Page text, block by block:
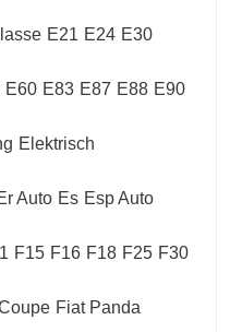
E21 E24 E30
E60 E83 E87 E88 E90
Elektrisch
Auto Es Esp Auto
F15 F16 F18 F25 F30
Fiat Panda